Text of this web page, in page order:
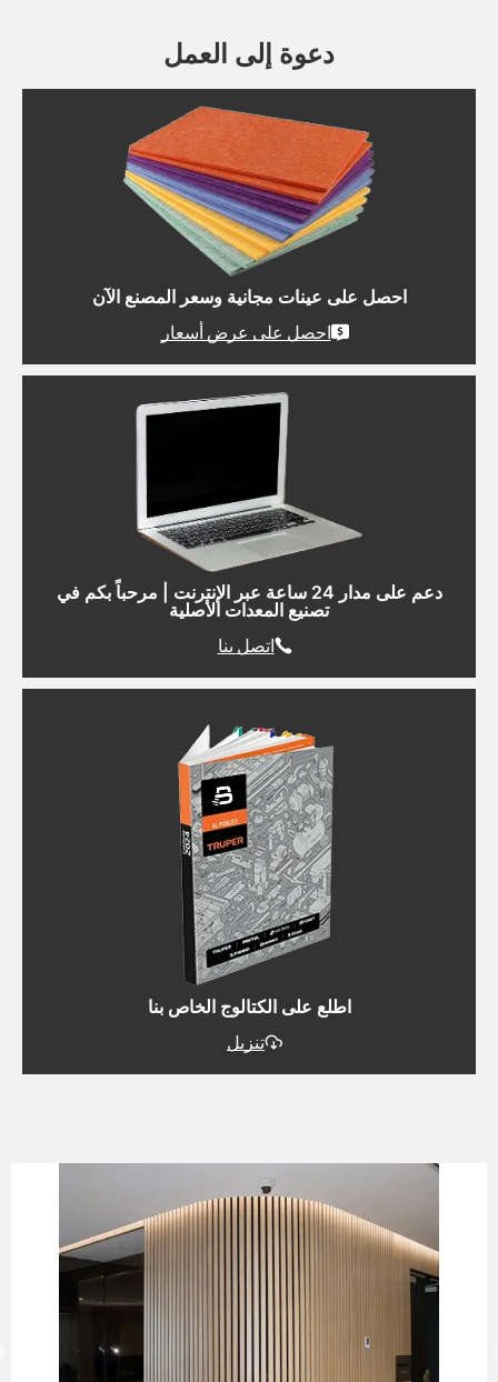
دعوة إلى العمل
احصل على عينات مجانية وسعر المصنع الآن
احصل على عرض أسعار
دعم على مدار 24 ساعة عبر الإنترنت | مرحباً بكم في
تصنيع المعدات الأصلية
اتصل بنا
اطلع على الكتالوج الخاص بنا
تنزيل